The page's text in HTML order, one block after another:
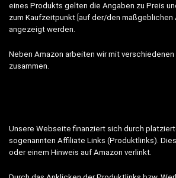
eines Produkts gelten die Angaben zu Preis
zum Kaufzeitpunkt [auf der/den maßgeblichen
angezeigt werden.
Neben Amazon arbeiten wir mit
zusammen.
Unsere Webseite finanziert sich durch
sogenannten Affiliate Links (Produktlinks).
oder einem Hinweis auf Amazon verlinkt.